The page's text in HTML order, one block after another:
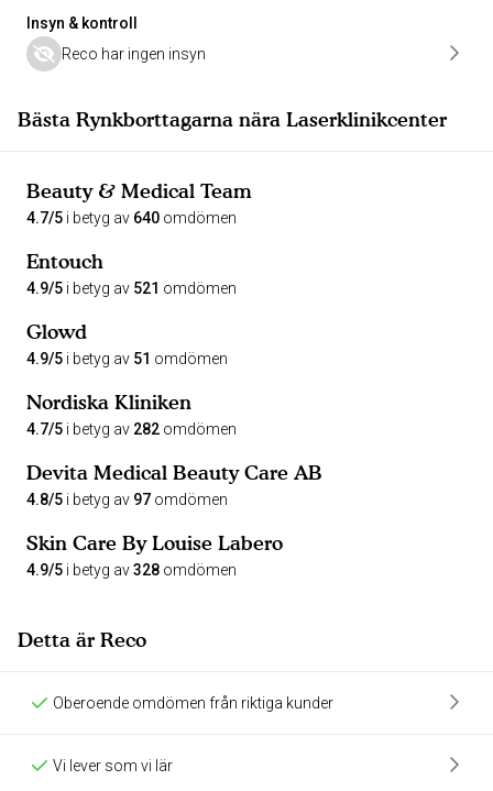
Insyn & kontroll
Reco har ingen insyn
Bästa Rynkborttagarna nära Laserklinikcenter
Beauty & Medical Team
4.7/5 i betyg av 640 omdömen
Entouch
4.9/5 i betyg av 521 omdömen
Glowd
4.9/5 i betyg av 51 omdömen
Nordiska Kliniken
4.7/5 i betyg av 282 omdömen
Devita Medical Beauty Care AB
4.8/5 i betyg av 97 omdömen
Skin Care By Louise Labero
4.9/5 i betyg av328 omdömen
Detta är Reco
Oberoende omdömen från riktiga kunder
Vi lever som vi lär